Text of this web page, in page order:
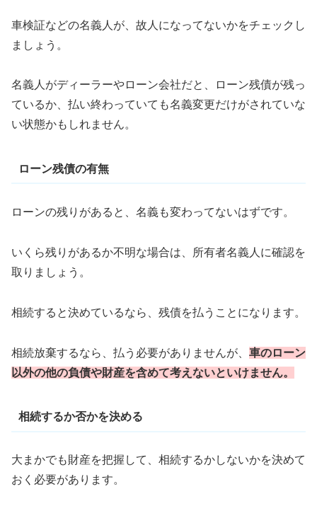
車検証などの名義人が、故人になってないかをチェックし
ましょう。
名義人がディーラーやローン会社だと、ローン残債が残っ
ているか、払い終わっていても名義変更だけがされていな
い状態かもしれません。
ローン残債の有無
ローンの残りがあると、名義も変わってないはずです。
いくら残りがあるか不明な場合は、所有者名義人に確認を
取りましょう。
相続すると決めているなら、残債を払うことになります。
相続放棄するなら、払う必要がありませんが、 車のローン
以外の他の負債や財産を含めて考えないといけません。
相続するか否かを決める
大まかでも財産を把握して、相続するかしないかを決めて
おく必要があります。